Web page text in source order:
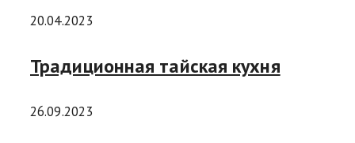
20.04.2023
Традиционная тайская кухня
26.09.2023